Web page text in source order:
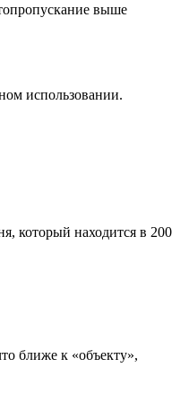
выше
использовании.
который находится в 200